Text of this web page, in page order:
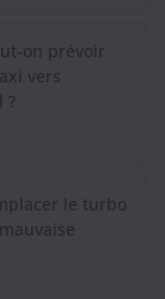
on prévoir
vers
?
le turbo